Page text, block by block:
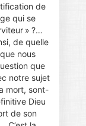
de
qui se
» ?…
de quelle
nous
que
notre sujet
mort, sont-
Dieu
de son